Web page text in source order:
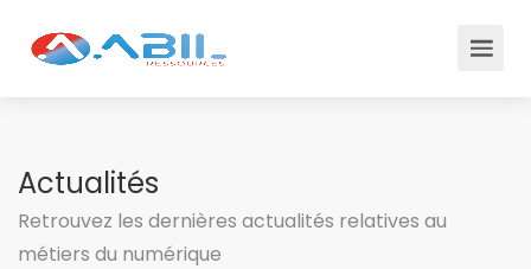
Actualités
Retrouvez les dernières actualités relatives au
métiers du numérique